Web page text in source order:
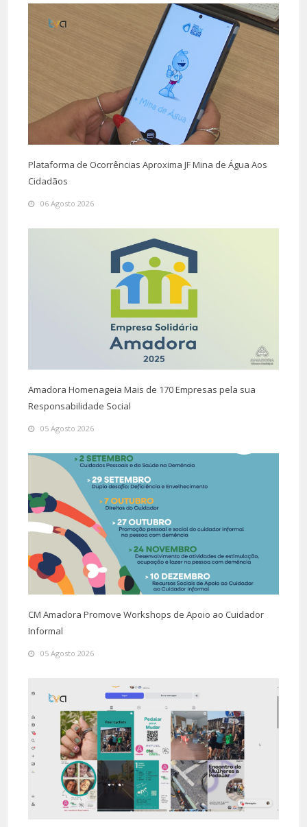
Plataforma de Ocorrências Aproxima JF Mina de Água Aos
Cidadãos
06 Agosto 2026
Amadora Homenageia Mais de 170 Empresas pela sua
Responsabilidade Social
05 Agosto 2026
CM Amadora Promove Workshops de Apoio ao Cuidador
Informal
05 Agosto 2026